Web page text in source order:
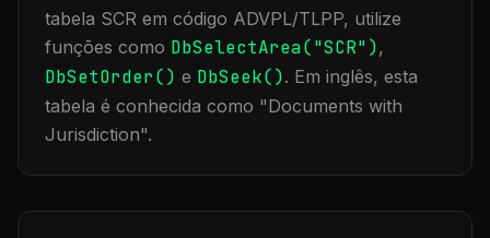
tabela SCR em código ADVPL/TLPP, utilize
funções como DbSelectArea("SCR"),
DbSetOrder() e DbSeek(). Em inglês, esta
tabela é conhecida como "Documents with
Jurisdiction".